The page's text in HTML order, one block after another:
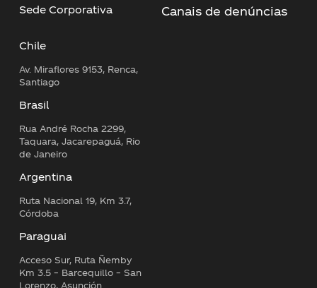
Sede Corporativa
Chile
Av. Miraflores 9153, Renca,
Santiago
Brasil
Rua André Rocha 2299,
Taquara, Jacarepaguá, Rio
de Janeiro
Argentina
Ruta Nacional 19, Km 3.7,
Córdoba
Paraguai
Acceso Sur, Ruta Ñemby
Km 3.5 – Barcequillo – San
Lorenzo, Asunción
Canais de denúncias